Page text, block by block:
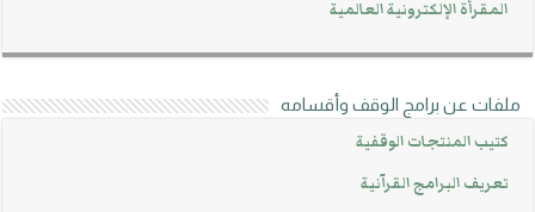
المقرأة الإلكترونية العالمية
ملفات عن برامج الوقف وأقسامه
كتيب المنتجات الوقفية
تعريف البرامج القرآنية